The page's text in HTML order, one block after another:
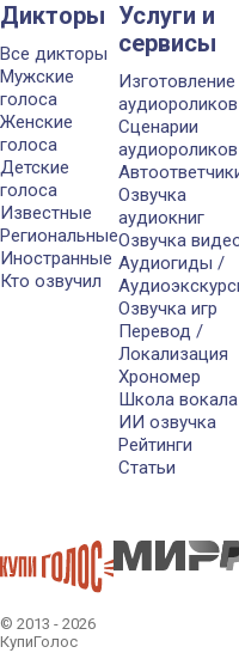
Дикторы
Все дикторы
Мужские
голоса
Женские
голоса
Детские
голоса
Известные
Региональные
Иностранные
Кто озвучил
Услуги и
сервисы
Изготовление
аудиороликов
Сценарии
аудиороликов
Озвучка
аудиокниг
Озвучка
Аудиогиды /
Озвучка игр
Перевод /
Локализация
Хрономер
Школа вокала
ИИ озвучка
Рейтинги
Статьи
© 2013 - 2026
КупиГолос